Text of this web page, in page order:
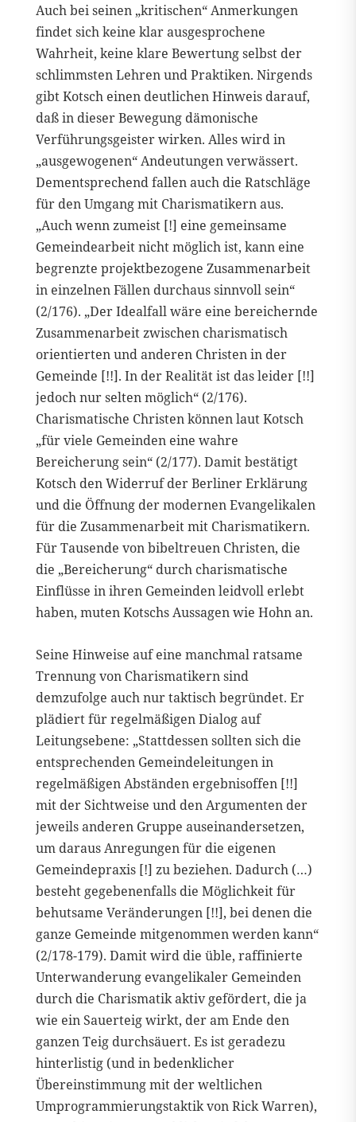
Auch bei seinen „kritischen“ Anmerkungen
findet sich keine klar ausgesprochene
Wahrheit, keine klare Bewertung selbst der
schlimmsten Lehren und Praktiken. Nirgends
gibt Kotsch einen deutlichen Hinweis darauf,
daß in dieser Bewegung dämonische
Verführungsgeister wirken. Alles wird in
„ausgewogenen“ Andeutungen verwässert.
Dementsprechend fallen auch die Ratschläge
für den Umgang mit Charismatikern aus.
„Auch wenn zumeist [!] eine gemeinsame
Gemeindearbeit nicht möglich ist, kann eine
begrenzte projektbezogene Zusammenarbeit
in einzelnen Fällen durchaus sinnvoll sein“
(2/176). „Der Idealfall wäre eine bereichernde
Zusammenarbeit zwischen charismatisch
orientierten und anderen Christen in der
Gemeinde [!!]. In der Realität ist das leider [!!]
jedoch nur selten möglich“ (2/176).
Charismatische Christen können laut Kotsch
„für viele Gemeinden eine wahre
Bereicherung sein“ (2/177). Damit bestätigt
Kotsch den Widerruf der Berliner Erklärung
und die Öffnung der modernen Evangelikalen
für die Zusammenarbeit mit Charismatikern.
Für Tausende von bibeltreuen Christen, die
die „Bereicherung“ durch charismatische
Einflüsse in ihren Gemeinden leidvoll erlebt
haben, muten Kotschs Aussagen wie Hohn an.
Seine Hinweise auf eine manchmal ratsame
Trennung von Charismatikern sind
demzufolge auch nur taktisch begründet. Er
plädiert für regelmäßigen Dialog auf
Leitungsebene: „Stattdessen sollten sich die
entsprechenden Gemeindeleitungen in
regelmäßigen Abständen ergebnisoffen [!!]
mit der Sichtweise und den Argumenten der
jeweils anderen Gruppe auseinandersetzen,
um daraus Anregungen für die eigenen
Gemeindepraxis [!] zu beziehen. Dadurch (…)
besteht gegebenenfalls die Möglichkeit für
behutsame Veränderungen [!!], bei denen die
ganze Gemeinde mitgenommen werden kann“
(2/178-179). Damit wird die üble, raffinierte
Unterwanderung evangelikaler Gemeinden
durch die Charismatik aktiv gefördert, die ja
wie ein Sauerteig wirkt, der am Ende den
ganzen Teig durchsäuert. Es ist geradezu
hinterlistig (und in bedenklicher
Übereinstimmung mit der weltlichen
Umprogrammierungstaktik von Rick Warren),